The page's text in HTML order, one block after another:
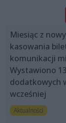
Miesiąc z
kasowania
komunikacji
Wystawiono
dodatkowych
wcześniej
Aktualności